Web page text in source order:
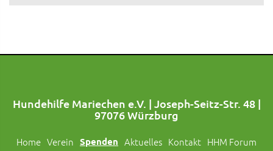
Hundehilfe Mariechen e.V. | Joseph-Seitz-Str. 48 |
97076 Würzburg
Home Verein Spenden Aktuelles Kontakt HHM Forum